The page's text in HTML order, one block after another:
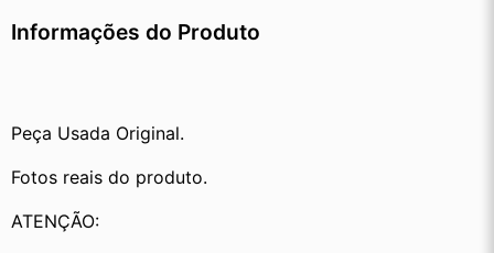
Informações do Produto
Peça Usada Original.
Fotos reais do produto.
ATENÇÃO: